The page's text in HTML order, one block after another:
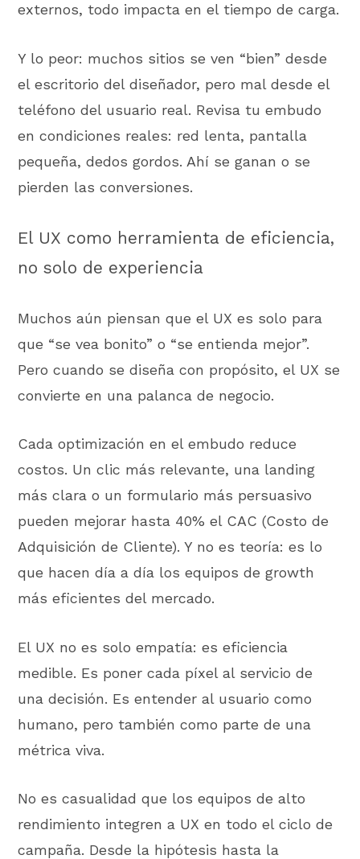
externos, todo impacta en el tiempo de carga.
Y lo peor: muchos sitios se ven “bien” desde
el escritorio del diseñador, pero mal desde el
teléfono del usuario real. Revisa tu embudo
en condiciones reales: red lenta, pantalla
pequeña, dedos gordos. Ahí se ganan o se
pierden las conversiones.
El UX como herramienta de eficiencia,
no solo de experiencia
Muchos aún piensan que el UX es solo para
que “se vea bonito” o “se entienda mejor”.
Pero cuando se diseña con propósito, el UX se
convierte en una palanca de negocio.
Cada optimización en el embudo reduce
costos. Un clic más relevante, una landing
más clara o un formulario más persuasivo
pueden mejorar hasta 40% el CAC (Costo de
Adquisición de Cliente). Y no es teoría: es lo
que hacen día a día los equipos de growth
más eficientes del mercado.
El UX no es solo empatía: es eficiencia
medible. Es poner cada píxel al servicio de
una decisión. Es entender al usuario como
humano, pero también como parte de una
métrica viva.
No es casualidad que los equipos de alto
rendimiento integren a UX en todo el ciclo de
campaña. Desde la hipótesis hasta la